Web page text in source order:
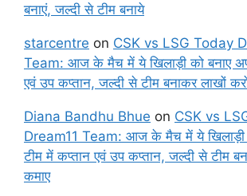
बनाएं, जल्दी से टीम बनाये
starcentre on CSK vs LSG Today
Team: आज के मैच में ये खिलाड़ी को बनाए
एवं उप कप्तान, जल्दी से टीम बनाकर लाखों
Diana Bandhu Bhue on CSK vs
Dream11 Team: आज के मैच में ये खिलाड़ी
टीम में कप्तान एवं उप कप्तान, जल्दी से टीम
कमाए